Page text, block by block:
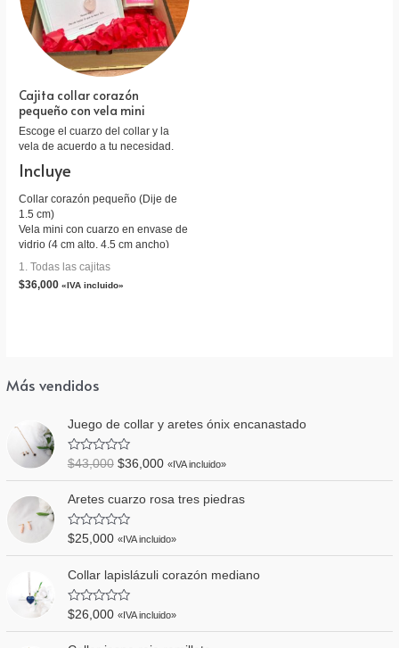
Más vendidos
Juego de collar y aretes ónix encanastado
V
l
o
a
d
o
e
0
d
e
5
$43,000 $36,000 «IVA incluido»
Aretes cuarzo rosa tres piedras
V
o
a
d
o
e
$25,000 «IVA incluido»
Collar lapislázuli corazón mediano
V
l
$26,000 «IVA incluido»
Cajita collar corazón
pequeño con vela mini
Escoge el cuarzo del collar y la
vela de acuerdo a tu necesidad.
Incluye
Collar corazón pequeño (Dije de
1.5 cm)
Vela mini con cuarzo en envase de
vidrio (4 cm alto, 4.5 cm ancho)
Tarjeta personalizada
Empaque caja de cartón
1. Todas las cajitas
$36,000 «IVA incluido»